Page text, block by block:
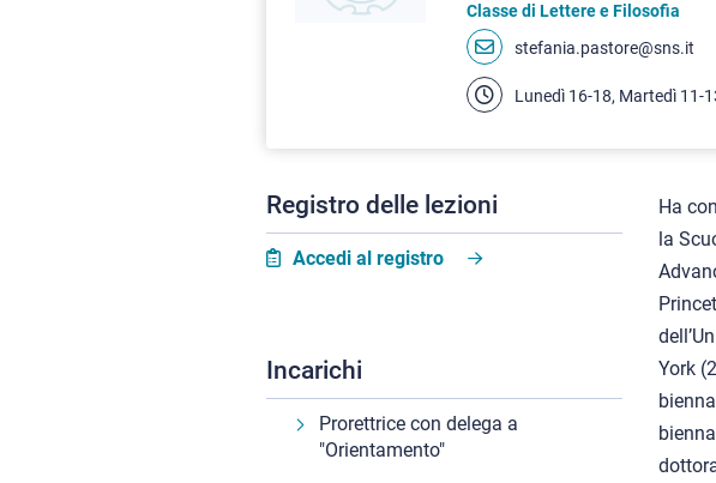
Classe di Lettere e Filosofia
stefania.pastore@sns.it
Lunedì 16-18, Martedì 11-
Registro delle lezioni
Accedi al registro
Incarichi
Prorettrice con delega a
"Orientamento"
Ha
la
York